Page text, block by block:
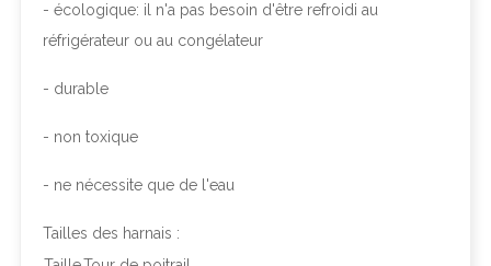
- écologique: il n'a pas besoin d'être refroidi au
réfrigérateur ou au congélateur
- durable
- non toxique
- ne nécessite que de l'eau
Tailles des harnais :